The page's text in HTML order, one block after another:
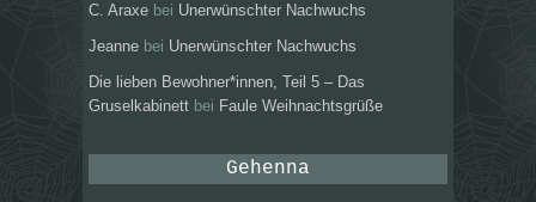
C. Araxe bei Unerwünschter Nachwuchs
Jeanne bei Unerwünschter Nachwuchs
Die lieben Bewohner*innen, Teil 5 – Das
Gruselkabinett bei Faule Weihnachtsgrüße
Gehenna